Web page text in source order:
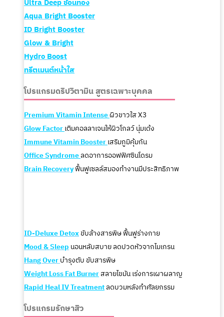
Ultra Deep ช้อนทอง
Aqua Bright Booster
ID Bright Booster
Glow & Bright
Hydro Boost
ทรีตเมนต์หน้าใส
โปรแกรมดริปวิตามิน สูตรเฉพาะบุคคล
Premium Vitamin Intenseผิวขาวใส X3
Glow Factorเติมคอลลาเจนให้ผิวโกลว์ นุ่มเด้ง
Immune Vitamin Boosterเสริมภูมิคุ้มกัน
Office Syndromeลดอาการออฟฟิศซินโดรม
Brain Recoveryฟื้นฟูเซลล์สมองทำงานมีประสิทธิภาพ
ID-Deluxe Detoxขับล้างสารพิษ ฟื้นฟูร่างกาย
Mood & Sleepนอนหลับสบาย ลดปวดหัวจากไมเกรน
Hang Overบำรุงตับ ขับสารพิษ
Weight Loss Fat Burnerสลายไขมัน เร่งการเผาผลาญ
Rapid Heal IV Treatmentลดบวมหลังทำศัลยกรรม
โปรแกรมรักษาสิว